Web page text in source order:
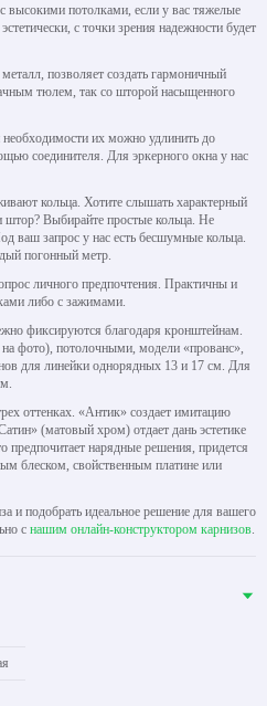
высокими потолками, если у вас тяжелые
с точки зрения надежности будет
позволяет создать гармоничный
тюлем, так со шторой насыщенного
их можно удлинить до
соединителя. Для эркерного окна у нас
кольца. Хотите слышать характерный
Выбирайте простые кольца. Не
ваш запрос у нас есть бесшумные кольца.
погонный метр.
личного предпочтения. Практичны и
либо с зажимами.
фиксируются благодаря кронштейнам.
фото), потолочными, модели «прованс»,
для линейки однорядных 13 и 17 см. Для
оттенках. «Антик» создает имитацию
(матовый хром) отдает дань эстетике
предпочитает нарядные решения, придется
блеском, свойственным платине или
и подобрать идеальное решение для вашего
с нашим онлайн-конструктором карнизов.